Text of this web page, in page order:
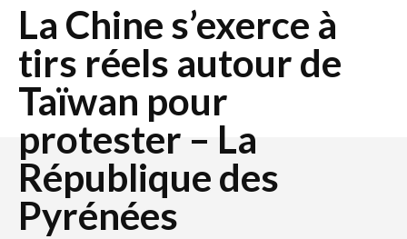
La Chine s’exerce à
tirs réels autour de
Taïwan pour
protester – La
République des
Pyrénées